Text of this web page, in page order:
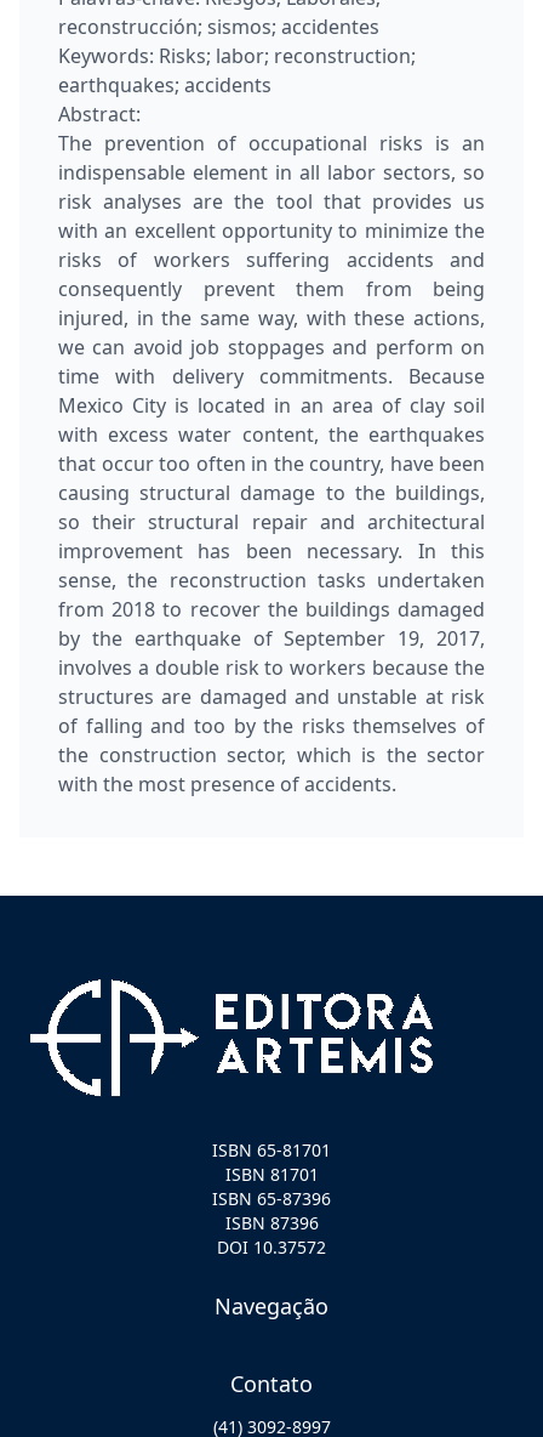
reconstrucción; sismos; accidentes
Keywords: Risks; labor; reconstruction;
earthquakes; accidents
Abstract:
The prevention of occupational risks is an
indispensable element in all labor sectors, so
risk analyses are the tool that provides us
with an excellent opportunity to minimize the
risks of workers suffering accidents and
consequently prevent them from being
injured, in the same way, with these actions,
we can avoid job stoppages and perform on
time with delivery commitments. Because
Mexico City is located in an area of clay soil
with excess water content, the earthquakes
that occur too often in the country, have been
causing structural damage to the buildings,
so their structural repair and architectural
improvement has been necessary. In this
sense, the reconstruction tasks undertaken
from 2018 to recover the buildings damaged
by the earthquake of September 19, 2017,
involves a double risk to workers because the
structures are damaged and unstable at risk
of falling and too by the risks themselves of
the construction sector, which is the sector
with the most presence of accidents.
ISBN 65-81701
ISBN 81701
ISBN 65-87396
ISBN 87396
DOI 10.37572
Navegação
Contato
(41) 3092-8997